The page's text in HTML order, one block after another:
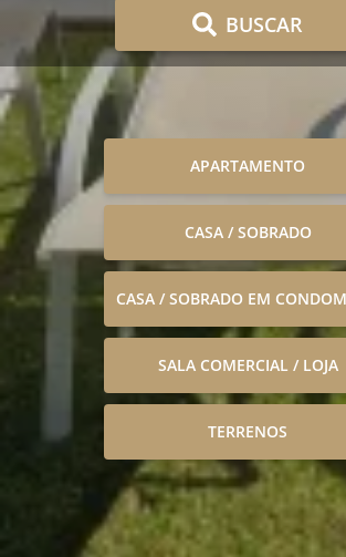
BUSCAR
APARTAMENTO
CASA / SOBRADO
CASA / SOBRADO EM
SALA COMERCIAL / LOJA
TERRENOS